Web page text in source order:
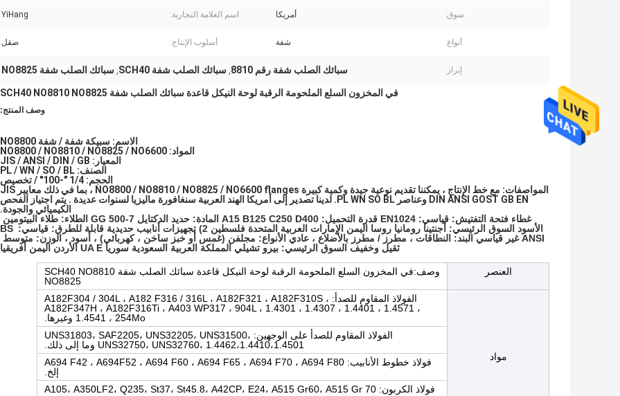
سوق: أمريكا اسم العلامة التجارية: YiHang
أنواع: شفة أسلوب الإنتاج: صقل
إبراز: سبائك الصلب شفة رقم 8810 , سبائك الصلب شفة SCH40 , سبائك الصلب شفة NO8825
في المخزون السلع الملحومة الرقبة لوحة النيكل قاعدة سبائك الصلب شفة SCH40 NO8810 NO8825
وصف المنتج:
الاسم: سبيكة شفة / شفة NO8800
المواد: NO8800 / NO8810 / NO8825 / NO6600
المعيار: JIS / ANSI / DIN / GB
الصنف: PL / WN / SO / BL
الحجم: 1/4 "-100" / تخصيص
المواصفات: مع خط الإنتاج ، يمكننا تقديم نوعية جيدة وكمية كبيرة NO8800 / NO8810 / NO8825 / NO6600 flanges ، بما في ذلك معايير JIS
DIN ANSI GOST GB EN وعناصر PL WN SO BL. لدينا تصدير إلى أمريكا الهند العربية سنغافورة ماليزيا لسنوات عديدة . يتم اجتياز الفحص
الكيميائي والجودة.
الأسود السوق الرئيسي: أجنتينا رومانيا روسا اليمن الإمارات العربية المتحدة فلسطين 2) تجهيزات أنابيب حديدية قابلة للطرق: قياسي: BS
ANSI غير قياسي البند: النطاقات ، مطرز / مطرز بالأضلاع ، عادي الأنواع: مجلفن (غمس أو خبز ساخن ، كهربائي) ، أسود ، الوزن: متوسط ​​
ثقيل وخفيف السوق الرئيسي: بيرو تشيلي المملكة العربية السعودية سوريا UA E الأردن اليمن أفريقيا
العنصر وصف:
في المخزون السلع الملحومة الرقبة لوحة النيكل قاعدة سبائك الصلب شفة SCH40 NO8810
NO8825
مواد
الفولاذ المقاوم للصدأ: A182F304 / 304L ، A182 F316 / 316L ، A182F321 ، A182F310S ،
A182F347H ، A182F316Ti ، A403 WP317 ، 904L ، 1.4301 ، 1.4307 ، 1.4401 ، 1.4571 ،
1.4541 ، 254Mo وغيرها.
الفولاذ المقاوم للصدأ على الوجهين: UNS31803، SAF2205، UNS32205، UNS31500،
UNS32750، UNS32760، 1.4462،1.4410،1.4501 وما إلى ذلك.
فولاذ خطوط الأنابيب: A694 F42 ، A694F52 ، A694 F60 ، A694 F65 ، A694 F70 ، A694 F80
إلخ.
فولاذ الكربون: A105، A350LF2، Q235، St37، St45.8، A42CP، E24، A515 Gr60، A515 Gr 70